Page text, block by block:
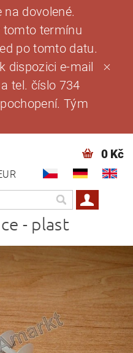
na dovolené.
tomto termínu
po tomto datu.
dispozici e-mail
tel. číslo 734
Tým
0 Kč
- plast